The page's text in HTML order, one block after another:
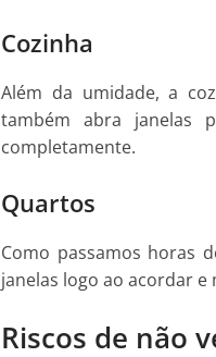
Cozinha
Além da umidade, a
também abra janelas
completamente.
Quartos
Como passamos horas
janelas logo ao acordar
Riscos de não